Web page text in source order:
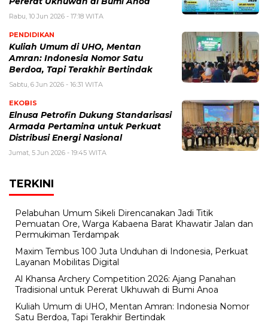
Rabu, 10 Jun 2026 - 17:18 WITA
PENDIDIKAN
Kuliah Umum di UHO, Mentan
Amran: Indonesia Nomor Satu
Berdoa, Tapi Terakhir Bertindak
Sabtu, 6 Jun 2026 - 16:31 WITA
EKOBIS
Elnusa Petrofin Dukung Standarisasi
Armada Pertamina untuk Perkuat
Distribusi Energi Nasional
Jumat, 5 Jun 2026 - 19:45 WITA
TERKINI
Pelabuhan Umum Sikeli Direncanakan Jadi Titik
Pemuatan Ore, Warga Kabaena Barat Khawatir Jalan dan
Permukiman Terdampak
Maxim Tembus 100 Juta Unduhan di Indonesia, Perkuat
Layanan Mobilitas Digital
Al Khansa Archery Competition 2026: Ajang Panahan
Tradisional untuk Pererat Ukhuwah di Bumi Anoa
Kuliah Umum di UHO, Mentan Amran: Indonesia Nomor
Satu Berdoa, Tapi Terakhir Bertindak